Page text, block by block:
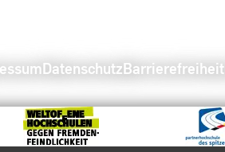
DatenschutzBarrierefreiheit